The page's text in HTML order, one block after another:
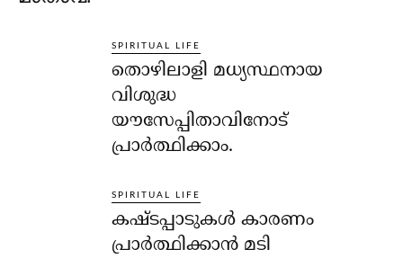
SPIRITUAL LIFE
തൊഴിലാളി മധ്യസ്ഥനായ
വിശുദ്ധ
യൗസേപ്പിതാവിനോട്
പ്രാര്‍ത്ഥിക്കാം.
SPIRITUAL LIFE
കഷ്ടപ്പാടുകള്‍ കാരണം
പ്രാര്‍ത്ഥിക്കാന്‍ മടി